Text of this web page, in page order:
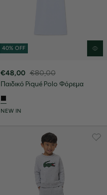
40% OFF
€48,00 €80,00
Παιδικό Piqué Polo Φόρεμα
NEW IN